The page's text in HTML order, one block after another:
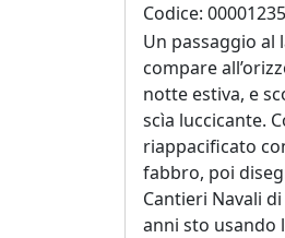
Alessandro
Cadamuro
Giancarlo
Caneva
Codice: 00001235
Un passaggio al
compare
notte estiva, e
scìa luccicante.
riappacificato
fabbro, poi
Cantieri Navali
anni sto usando